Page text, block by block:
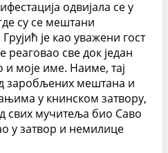
одвијала се у
су се мештани
је као уважени гост
реаговао све док један
и моје име. Наиме, тај
заробљених мештана и
у книнском затвору,
свих мучитеља био Саво
у затвор и немилице